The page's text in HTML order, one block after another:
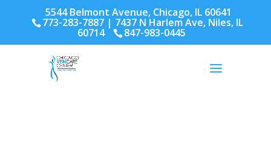
5544 Belmont Avenue, Chicago, IL 60641
773-283-7887 | 7437 N Harlem Ave, Niles, IL
60714 847-983-0445